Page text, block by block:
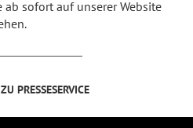
ab sofort auf unserer Website
PRESSESERVICE